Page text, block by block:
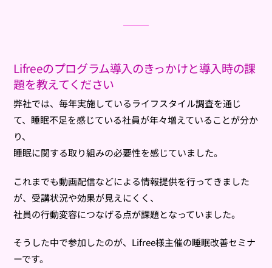
Lifreeのプログラム導入のきっかけと導入時の課
題を教えてください
弊社では、毎年実施しているライフスタイル調査を通じ
て、睡眠不足を感じている社員が年々増えていることが分か
り、
睡眠に関する取り組みの必要性を感じていました。
これまでも動画配信などによる情報提供を行ってきました
が、受講状況や効果が見えにくく、
社員の行動変容につなげる点が課題となっていました。
そうした中で参加したのが、Lifree様主催の睡眠改善セミナ
ーです。